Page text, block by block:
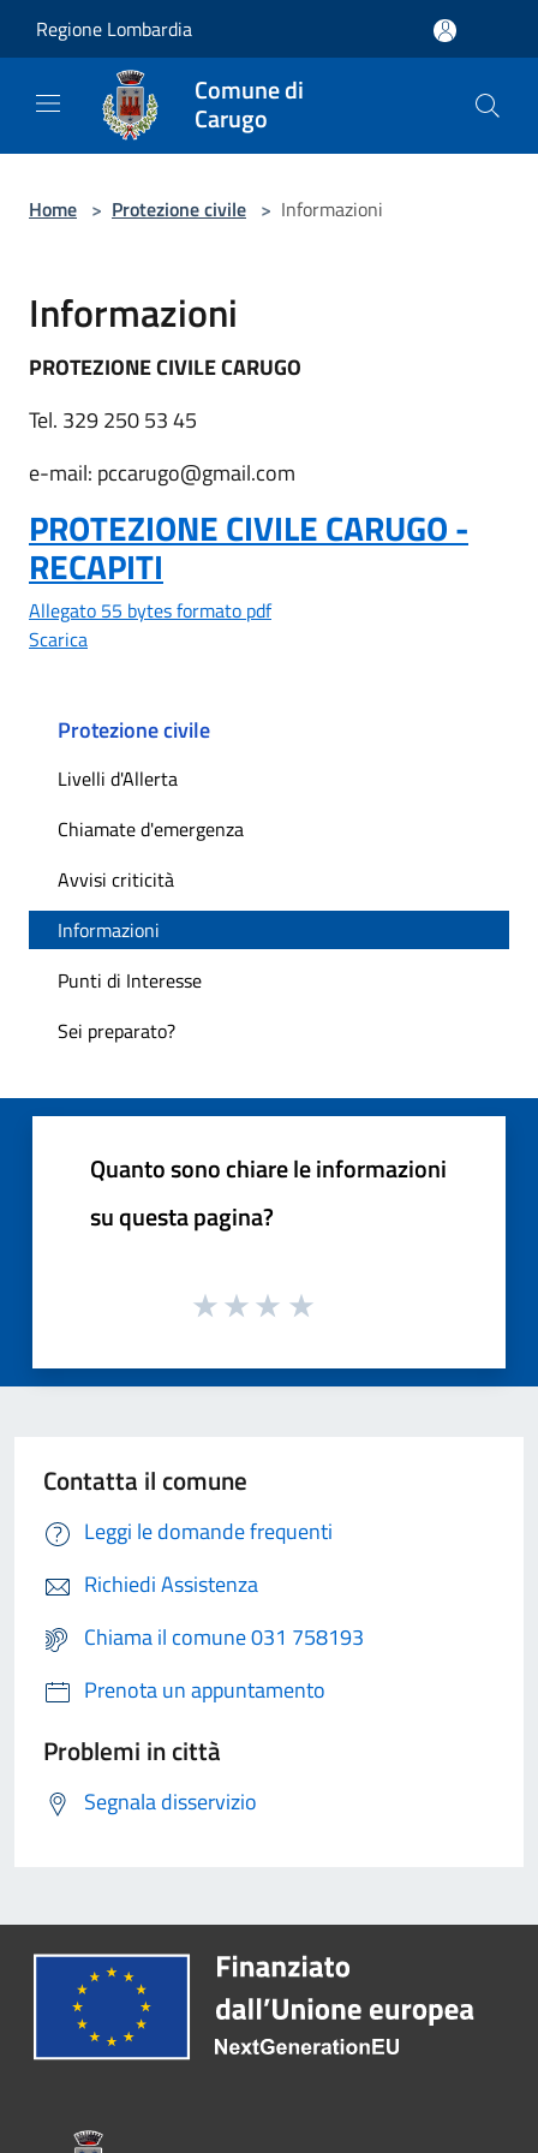
Regione Lombardia
Comune di
Carugo
Home > Protezione civile > Informazioni
Informazioni
PROTEZIONE CIVILE CARUGO
Tel. 329 250 53 45
e-mail: pccarugo@gmail.com
PROTEZIONE CIVILE CARUGO -
RECAPITI
Allegato 55 bytes formato pdf
Scarica
Protezione civile
Livelli d'Allerta
Chiamate d'emergenza
Avvisi criticità
Informazioni
Punti di Interesse
Sei preparato?
Quanto sono chiare le informazioni
su questa pagina?
Contatta il comune
Leggi le domande frequenti
Richiedi Assistenza
Chiama il comune 031 758193
Prenota un appuntamento
Problemi in città
Segnala disservizio